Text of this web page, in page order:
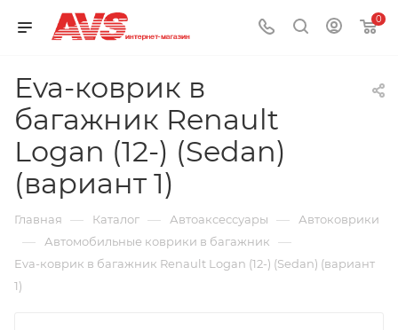
0
Eva-коврик в
багажник Renault
Logan (12-) (Sedan)
(вариант 1)
Главная — Каталог — Автоаксессуары — Автоковрики
— Автомобильные коврики в багажник —
Eva-коврик в багажник Renault Logan (12-) (Sedan) (вариант
1)